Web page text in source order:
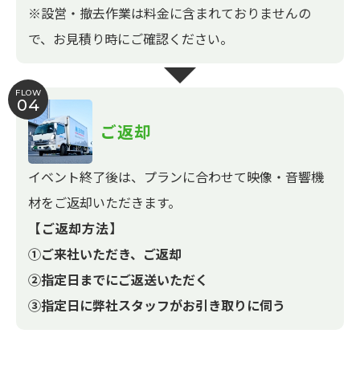
※設営・撤去作業は料金に含まれておりませんの
で、お見積り時にご確認ください。
FLOW
04
ご返却
イベント終了後は、プランに合わせて映像・音響機
材をご返却いただきます。
【ご返却方法】
①ご来社いただき、ご返却
②指定日までにご返送いただく
③指定日に弊社スタッフがお引き取りに伺う